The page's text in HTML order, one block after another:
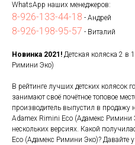
WhatsApp наших менеджеров:
8-926-133-44-18 - Андрей
8-926-198-95-57 - Виталий
Новинка 2021! Детская коляска 2 в
Римини Эко)
В рейтинге лучших детских колясок
занимают своё почётное топовое
производитель выпустил в продажу
Adamex Rimini Eco (Адамекс Римини
нескольких версиях. Какой
Eco (Адамекс Римини Эко)? Давайте